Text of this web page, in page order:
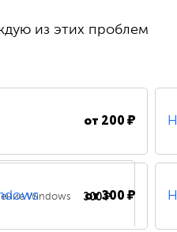
из этих проблем
от 200 ₽
Windows 300 ₽
от300 ₽